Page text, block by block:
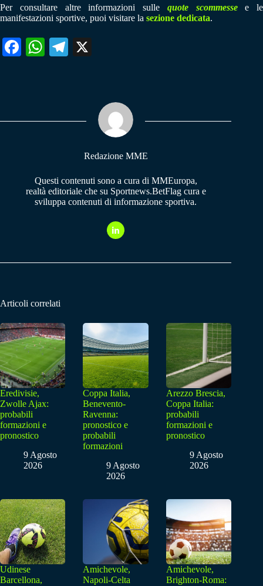
Per consultare altre informazioni sulle quote scommessee le
manifestazioni sportive, puoi visitare la sezione dedicata.
Fa W
pp
Te
m
Redazione MME
Questi contenuti sono a cura di MMEuropa,
realtà editoriale che su Sportnews.BetFlag cura e
sviluppa contenuti di informazione sportiva.
Articoli correlati
Eredivisie,
Zwolle Ajax:
probabili
formazioni e
pronostico
9 Agosto
2026
Coppa Italia,
Benevento-
Ravenna:
pronostico e
probabili
formazioni
9 Agosto
2026
Arezzo Brescia,
Coppa Italia:
probabili
formazioni e
pronostico
9 Agosto
2026
Udinese
Barcellona,
Amichevole,
Napoli-Celta
Amichevole,
Brighton-Roma: